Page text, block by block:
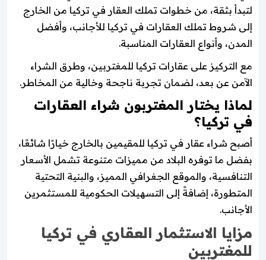
لتبدأ بثقة، من خطوات تملك العقار في تركيا من الخارج
إلى شروط تملك العقارات في تركيا للأجانب، وأفضل
المدن، وأنواع العقارات المناسبة.
مع التركيز على عقارات تركيا للمغتربين، وطرق الشراء
الآمن عن بعد، لضمان تجربة ناجحة وخالية من المخاطر.
لماذا يختار المغتربون شراء العقارات
في تركيا؟
أصبح شراء عقار في تركيا للمقيمين بالخارج خيارًا شائعًا،
بفضل ما توفره البلاد من مميزات متنوعة تشمل الأسعار
التنافسية، والموقع الجغرافي المميز، والبنية التحتية
المتطورة، إضافةً إلى التسهيلات الحكومية للمستثمرين
الأجانب.
مزايا الاستثمار العقاري في تركيا
للمغتربين